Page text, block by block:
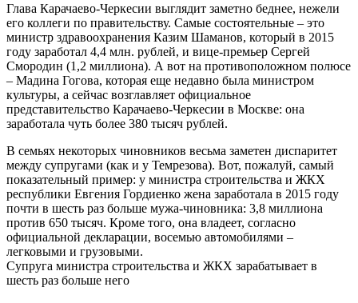
Глава Карачаево-Черкесии выглядит заметно беднее, нежели
его коллеги по правительству. Самые состоятельные – это
министр здравоохранения Казим Шаманов, который в 2015
году заработал 4,4 млн. рублей, и вице-премьер Сергей
Смородин (1,2 миллиона). А вот на противоположном полюсе
– Мадина Гогова, которая еще недавно была министром
культуры, а сейчас возглавляет официальное
представительство Карачаево-Черкесии в Москве: она
заработала чуть более 380 тысяч рублей.
В семьях некоторых чиновников весьма заметен диспаритет
между супругами (как и у Темрезова). Вот, пожалуй, самый
показательный пример: у министра строительства и ЖКХ
республики Евгения Гордиенко жена заработала в 2015 году
почти в шесть раз больше мужа-чиновника: 3,8 миллиона
против 650 тысяч. Кроме того, она владеет, согласно
официальной декларации, восемью автомобилями –
легковыми и грузовыми.
Супруга министра строительства и ЖКХ зарабатывает в
шесть раз больше него